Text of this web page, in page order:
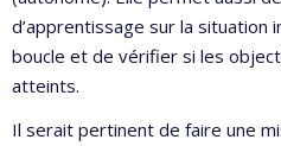
d’apprentissage sur la situation
boucle et de vérifier si les
atteints.
Il serait pertinent de faire une